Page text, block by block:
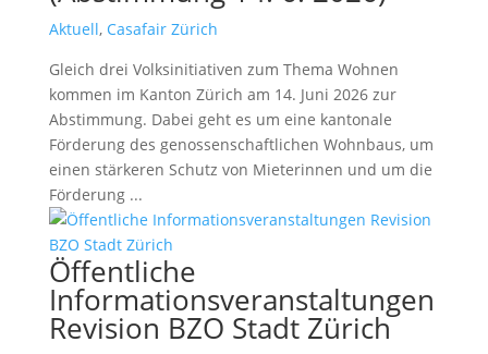
Aktuell, Casafair Zürich
Gleich drei Volksinitiativen zum Thema Wohnen
kommen im Kanton Zürich am 14. Juni 2026 zur
Abstimmung. Dabei geht es um eine kantonale
Förderung des genossenschaftlichen Wohnbaus, um
einen stärkeren Schutz von Mieterinnen und um die
Förderung ...
Öffentliche
Informationsveranstaltungen
Revision BZO Stadt Zürich